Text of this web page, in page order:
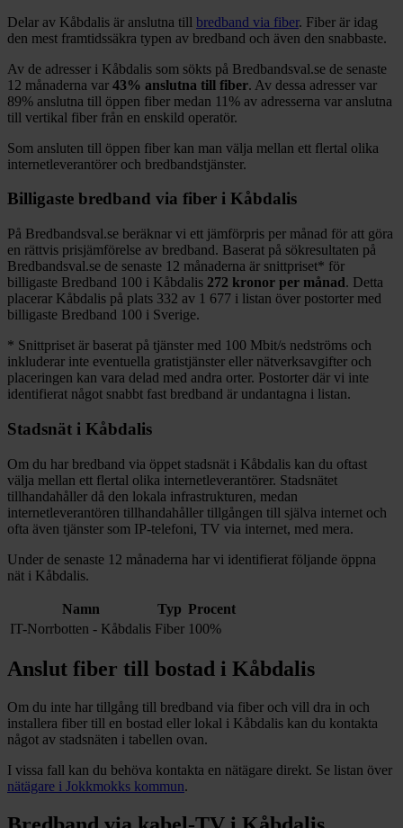
Delar av Kåbdalis är anslutna till bredband via fiber. Fiber är idag
den mest framtidssäkra typen av bredband och även den snabbaste.
Av de adresser i Kåbdalis som sökts på Bredbandsval.se de senaste
12 månaderna var 43% anslutna till fiber. Av dessa adresser var
89% anslutna till öppen fiber medan 11% av adresserna var anslutna
till vertikal fiber från en enskild operatör.
Som ansluten till öppen fiber kan man välja mellan ett flertal olika
internetleverantörer och bredbandstjänster.
Billigaste bredband via fiber i Kåbdalis
På Bredbandsval.se beräknar vi ett jämförpris per månad för att göra
en rättvis prisjämförelse av bredband. Baserat på sökresultaten på
Bredbandsval.se de senaste 12 månaderna är snittpriset* för
billigaste Bredband 100 i Kåbdalis 272 kronor per månad. Detta
placerar Kåbdalis på plats 332 av 1 677 i listan över postorter med
billigaste Bredband 100 i Sverige.
* Snittpriset är baserat på tjänster med 100 Mbit/s nedströms och
inkluderar inte eventuella gratistjänster eller nätverksavgifter och
placeringen kan vara delad med andra orter. Postorter där vi inte
identifierat något snabbt fast bredband är undantagna i listan.
Stadsnät i Kåbdalis
Om du har bredband via öppet stadsnät i Kåbdalis kan du oftast
välja mellan ett flertal olika internetleverantörer. Stadsnätet
tillhandahåller då den lokala infrastrukturen, medan
internetleverantören tillhandahåller tillgången till själva internet och
ofta även tjänster som IP-telefoni, TV via internet, med mera.
Under de senaste 12 månaderna har vi identifierat följande öppna
nät i Kåbdalis.
Namn Typ Procent
IT-Norrbotten - Kåbdalis Fiber 100%
Anslut fiber till bostad i Kåbdalis
Om du inte har tillgång till bredband via fiber och vill dra in och
installera fiber till en bostad eller lokal i Kåbdalis kan du kontakta
något av stadsnäten i tabellen ovan.
I vissa fall kan du behöva kontakta en nätägare direkt. Se listan över
nätägare i Jokkmokks kommun.